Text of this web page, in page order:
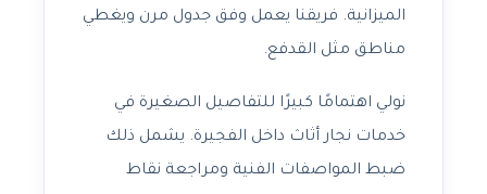
الميزانية. فريقنا يعمل وفق جدول مرن ويغطي
مناطق مثل القدفع.
نولي اهتمامًا كبيرًا للتفاصيل الصغيرة في
خدمات نجار أثاث داخل الفجيرة. يشمل ذلك
ضبط المواصفات الفنية ومراجعة نقاط